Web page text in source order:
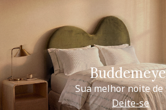
Sua melhor noite de
Deite-se